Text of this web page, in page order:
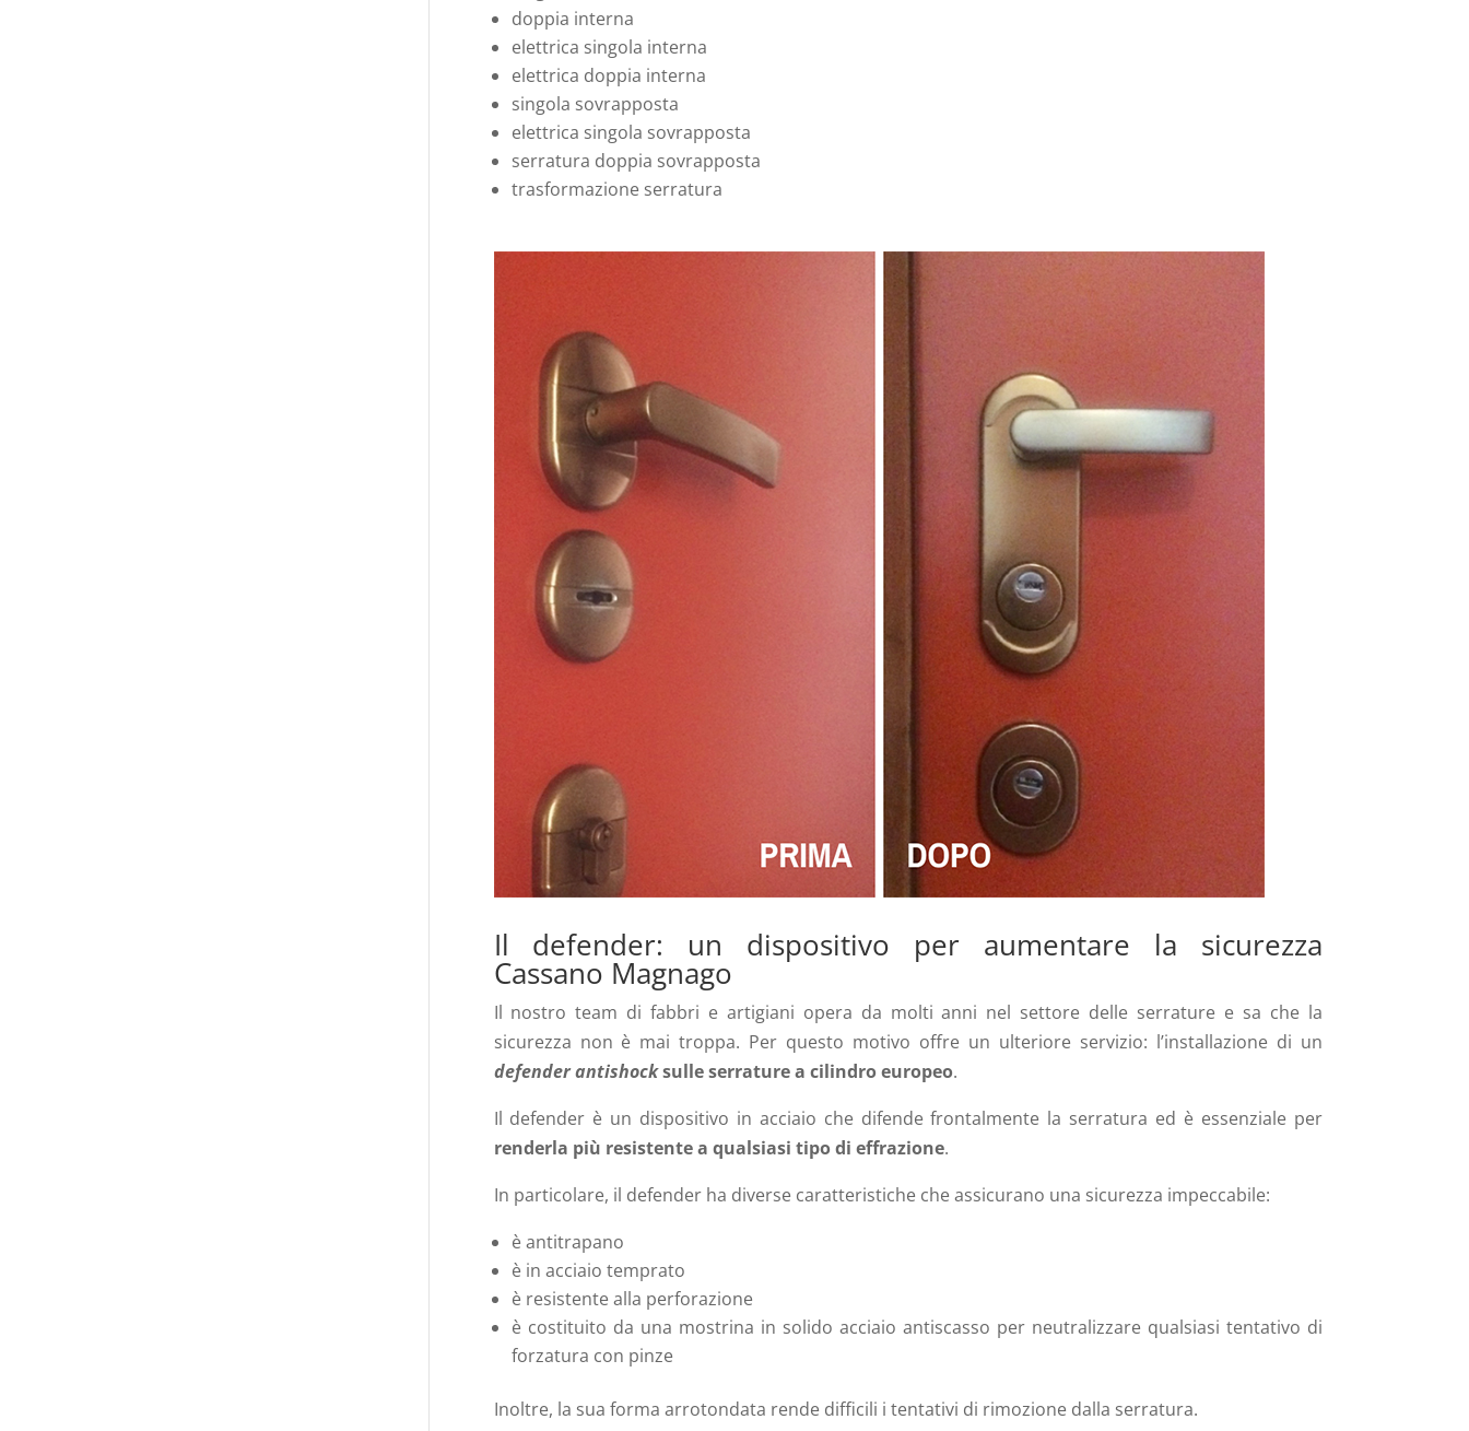
doppia interna
elettrica singola interna
elettrica doppia interna
singola sovrapposta
elettrica singola sovrapposta
serratura doppia sovrapposta
trasformazione serratura
Il defender: un dispositivo per aumentare la sicurezza
Cassano Magnago
Il nostro team di fabbri e artigiani opera da molti anni nel settore delle serrature e sa che la
sicurezza non è mai troppa. Per questo motivo offre un ulteriore servizio: l’installazione di un
defender antishock sulle serrature a cilindro europeo.
Il defender è un dispositivo in acciaio che difende frontalmente la serratura ed è essenziale per
renderla più resistente a qualsiasi tipo di effrazione.
In particolare, il defender ha diverse caratteristiche che assicurano una sicurezza impeccabile:
è antitrapano
è in acciaio temprato
è resistente alla perforazione
è costituito da una mostrina in solido acciaio antiscasso per neutralizzare qualsiasi tentativo di
forzatura con pinze
Inoltre, la sua forma arrotondata rende difficili i tentativi di rimozione dalla serratura.